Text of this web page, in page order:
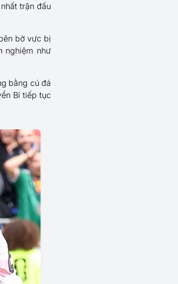
trận đấu
bờ vực bị
nghiệm như
bằng cú đá
Bỉ tiếp tục